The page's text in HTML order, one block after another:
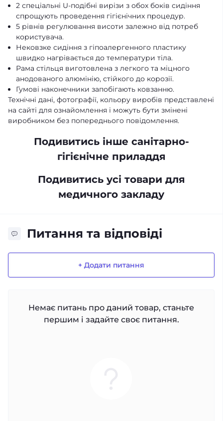
2 спеціальні U-подібні вирізи з обох боків сидіння
спрощують проведення гігієнічних процедур.
5 рівнів регулювання висоти залежно від потреб
користувача.
Нековзке сидіння з гіпоалергенного пластику
швидко нагрівається до температури тіла.
Рама стільця виготовлена з легкого та міцного
анодованого алюмінію, стійкого до корозії.
Гумові наконечники запобігають ковзанню.
Технічні дані, фотографії, кольору виробів представлені
на сайті для ознайомлення і можуть бути змінені
виробником без попереднього повідомлення.
Подивитись інше санітарно-
гігієнічне приладдя
Подивитись усі товари для
медичного закладу
Питання та відповіді
+ Додати питання
Немає питань про даний товар, станьте
першим і задайте своє питання.